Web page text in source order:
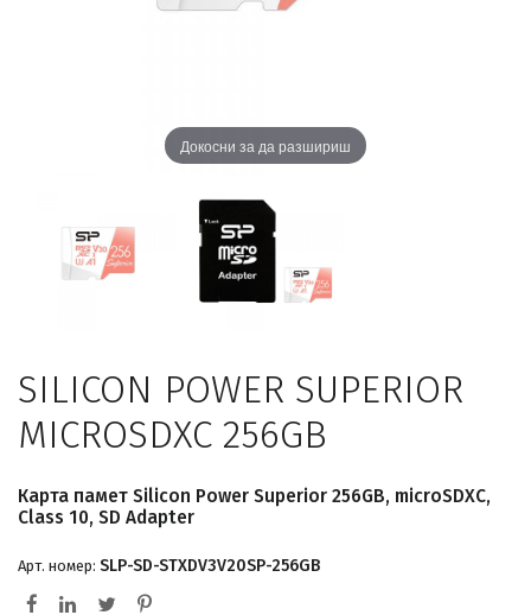
Докосни за да разшириш
SILICON POWER SUPERIOR
MICROSDXC 256GB
Карта памет Silicon Power Superior 256GB, microSDXC,
Class 10, SD Adapter
Арт. номер: SLP-SD-STXDV3V20SP-256GB